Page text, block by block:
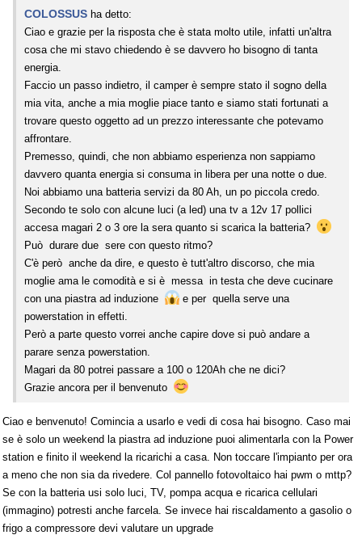
COLOSSUS ha detto:
Ciao e grazie per la risposta che è stata molto utile, infatti un'altra
cosa che mi stavo chiedendo è se davvero ho bisogno di tanta
energia.
Faccio un passo indietro, il camper è sempre stato il sogno della
mia vita, anche a mia moglie piace tanto e siamo stati fortunati a
trovare questo oggetto ad un prezzo interessante che potevamo
affrontare.
Premesso, quindi, che non abbiamo esperienza non sappiamo
davvero quanta energia si consuma in libera per una notte o due.
Noi abbiamo una batteria servizi da 80 Ah, un po piccola credo.
Secondo te solo con alcune luci (a led) una tv a 12v 17 pollici
accesa magari 2 o 3 ore la sera quanto si scarica la batteria?
Può durare due sere con questo ritmo?
C'è però anche da dire, e questo è tutt'altro discorso, che mia
moglie ama le comodità e si è messa in testa che deve cucinare
con una piastra ad induzione
e per quella serve una
powerstation in effetti.
Però a parte questo vorrei anche capire dove si può andare a
parare senza powerstation.
Magari da 80 potrei passare a 100 o 120Ah che ne dici?
Grazie ancora per il benvenuto
Ciao e benvenuto! Comincia a usarlo e vedi di cosa hai bisogno. Caso mai
se è solo un weekend la piastra ad induzione puoi alimentarla con la Power
station e finito il weekend la ricarichi a casa. Non toccare l'impianto per ora
a meno che non sia da rivedere. Col pannello fotovoltaico hai pwm o mttp?
Se con la batteria usi solo luci, TV, pompa acqua e ricarica cellulari
(immagino) potresti anche farcela. Se invece hai riscaldamento a gasolio o
frigo a compressore devi valutare un upgrade